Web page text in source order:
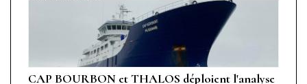
CAP BOURBON et THALOS déploient l'analyse